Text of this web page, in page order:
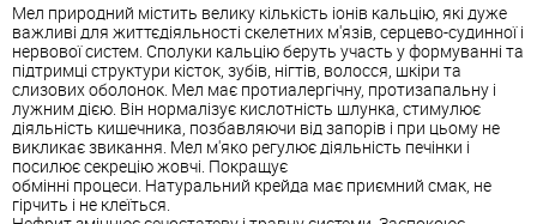
Мел природний містить велику кількість іонів кальцію, які дуже
важливі для життєдіяльності скелетних м'язів, серцево-судинної і
нервової систем. Сполуки кальцію беруть участь у формуванні та
підтримці структури кісток, зубів, нігтів, волосся, шкіри та
слизових оболонок. Мел має протиалергічну, протизапальну і
лужним дією. Він нормалізує кислотність шлунка, стимулює
діяльність кишечника, позбавляючи від запорів і при цьому не
викликає звикання. Мел м'яко регулює діяльність печінки і
посилює секрецію жовчі. Покращує
обмінні процеси. Натуральний крейда має приємний смак, не
гірчить і не клеїться.